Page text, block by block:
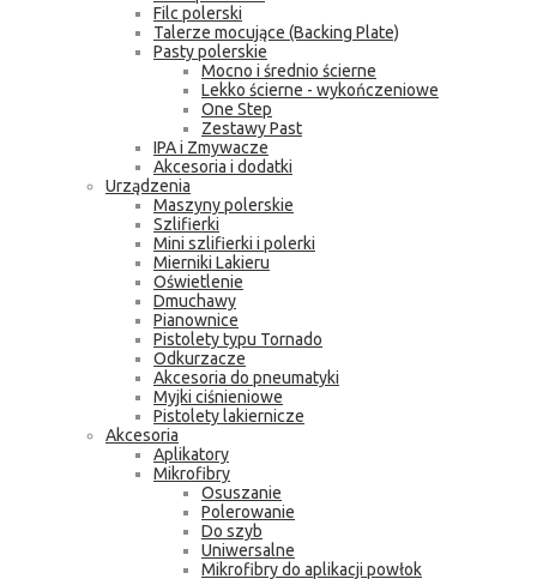
Filc polerski
Talerze mocujące (Backing Plate)
Pasty polerskie
Mocno i średnio ścierne
Lekko ścierne - wykończeniowe
One Step
Zestawy Past
IPA i Zmywacze
Akcesoria i dodatki
Urządzenia
Maszyny polerskie
Szlifierki
Mini szlifierki i polerki
Mierniki Lakieru
Oświetlenie
Dmuchawy
Pianownice
Pistolety typu Tornado
Odkurzacze
Akcesoria do pneumatyki
Myjki ciśnieniowe
Pistolety lakiernicze
Akcesoria
Aplikatory
Mikrofibry
Osuszanie
Polerowanie
Do szyb
Uniwersalne
Mikrofibry do aplikacji powłok